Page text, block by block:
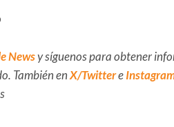
Newsy síguenos para obtener
También enX/Twittere